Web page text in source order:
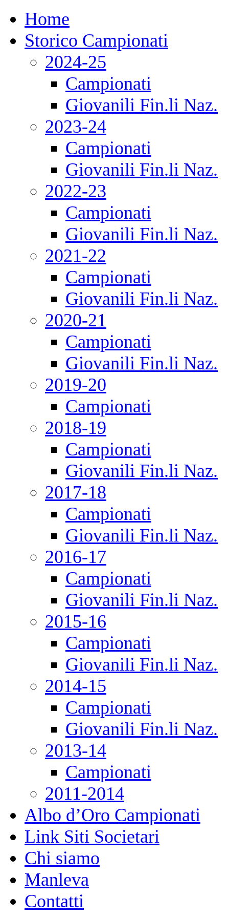
Home
Storico Campionati
2024-25
Campionati
Giovanili Fin.li Naz.
2023-24
Campionati
Giovanili Fin.li Naz.
2022-23
Campionati
Giovanili Fin.li Naz.
2021-22
Campionati
Giovanili Fin.li Naz.
2020-21
Campionati
Giovanili Fin.li Naz.
2019-20
Campionati
2018-19
Campionati
Giovanili Fin.li Naz.
2017-18
Campionati
Giovanili Fin.li Naz.
2016-17
Campionati
Giovanili Fin.li Naz.
2015-16
Campionati
Giovanili Fin.li Naz.
2014-15
Campionati
Giovanili Fin.li Naz.
2013-14
Campionati
2011-2014
Albo d’Oro Campionati
Link Siti Societari
Chi siamo
Manleva
Contatti